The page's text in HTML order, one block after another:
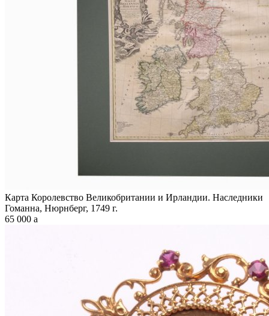
Карта Королевство Великобритании и Ирландии. Наследники
Гоманна, Нюрнберг, 1749 г.
65 000 a